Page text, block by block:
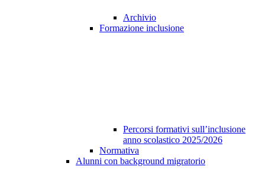
Archivio
Formazione inclusione
Percorsi formativi sull’inclusione
anno scolastico 2025/2026
Normativa
Alunni con background migratorio